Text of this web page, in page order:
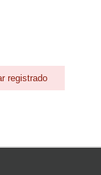
registrado